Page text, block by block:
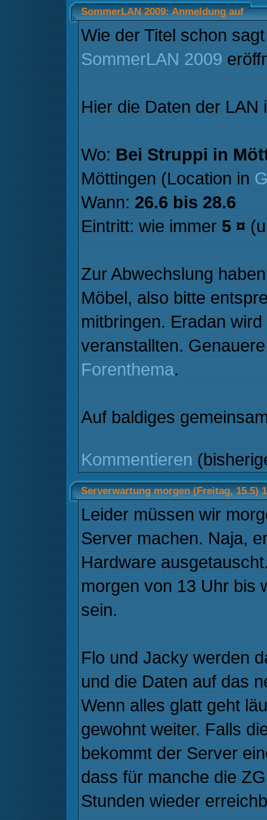
SommerLAN 2009: Anmeldung auf
Wie der Titel schon
SommerLAN 2009
Hier die Daten der LAN
Wo: Bei Struppi in
Möttingen (Location in
Wann: 26.6 bis 28.6
Eintritt: wie immer 5 ¤
Zur Abwechslung
Möbel, also bitte
mitbringen. Eradan
veranstallten.
Forenthema.
Auf baldiges
Kommentieren
Serverwartung morgen (Freitag, 15.5)
Leider müssen wir
Server machen. Naja,
Hardware
morgen von 13 Uhr bis
sein.
Flo und Jacky werden
und die Daten auf das
Wenn alles glatt geht
gewohnt weiter. Falls
bekommt der Server
dass für manche die
Stunden wieder